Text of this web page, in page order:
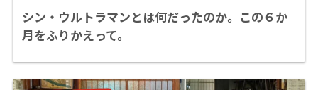
シン・ウルトラマンとは何だったのか。この６か
月をふりかえって。